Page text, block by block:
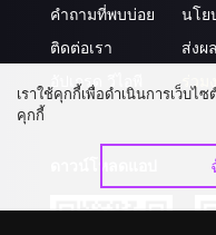
คำถามที่พบบ่อย
ติดต่อเรา
อัปเกรด วีไอพี
นโย
ส่งผ
ร่วม
เราใช้คุกกี้เพื่อดำเนินการเว็บไ
คุกกี้